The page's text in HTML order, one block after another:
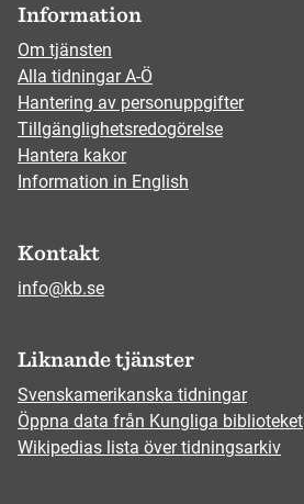
Information
Om tjänsten
Alla tidningar A-Ö
Hantering av personuppgifter
Tillgänglighetsredogörelse
Hantera kakor
Information in English
Kontakt
info@kb.se
Liknande tjänster
Svenskamerikanska tidningar
Öppna data från Kungliga biblioteket
Wikipedias lista över tidningsarkiv